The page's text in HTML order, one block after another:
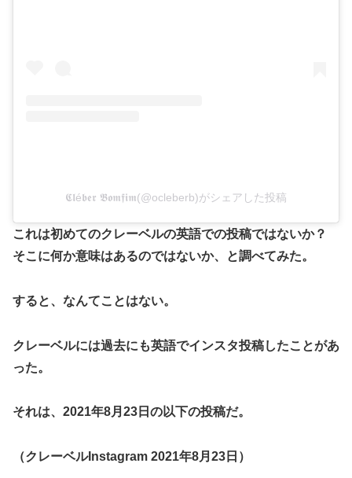
𝕮𝖑é𝖇𝖊𝖗 𝕭𝖔𝖒𝖋𝖎𝖒(@ocleberb)がシェアした投稿
これは初めてのクレーベルの英語での投稿ではないか？
そこに何か意味はあるのではないか、と調べてみた。
すると、なんてことはない。
クレーベルには過去にも英語でインスタ投稿したことがあ
った。
それは、2021年8月23日の以下の投稿だ。
（クレーベルInstagram 2021年8月23日）